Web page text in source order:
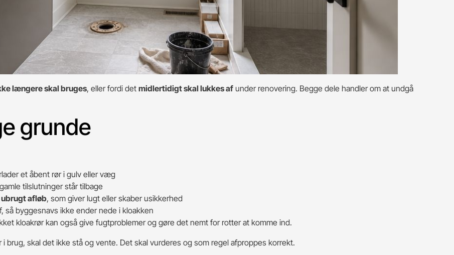
længere skal bruges, eller fordi det midlertidigt skal lukkes af under renovering. Begge dele handler om at undgå
grunde
et åbent rør i gulv eller væg
tilslutninger står tilbage
afløb, som giver lugt eller skaber usikkerhed
så byggesnavs ikke ender nede i kloakken
kloakrør kan også give fugtproblemer og gøre det nemt for rotter at komme ind.
brug, skal det ikke stå og vente. Det skal vurderes og som regel afproppes korrekt.